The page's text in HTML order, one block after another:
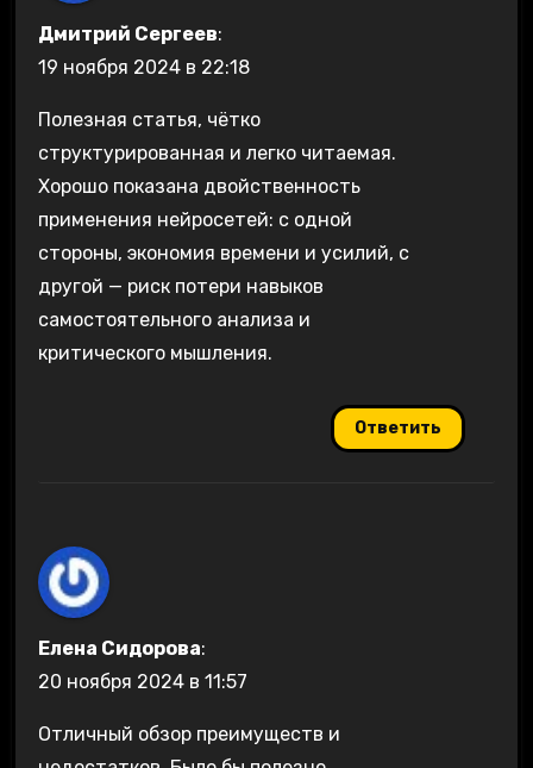
Дмитрий Сергеев:
19 ноября 2024 в 22:18
Полезная статья, чётко
структурированная и легко читаемая.
Хорошо показана двойственность
применения нейросетей: с одной
стороны, экономия времени и усилий, с
другой — риск потери навыков
самостоятельного анализа и
критического мышления.
Ответить
Елена Сидорова:
20 ноября 2024 в 11:57
Отличный обзор преимуществ и